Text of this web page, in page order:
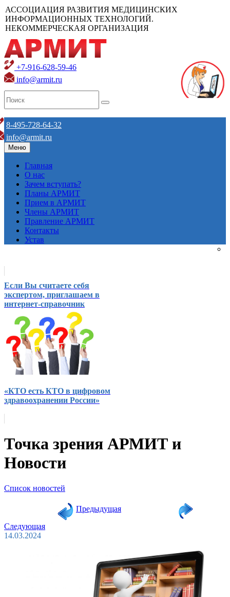
АССОЦИАЦИЯ РАЗВИТИЯ МЕДИЦИНСКИХ
ИНФОРМАЦИОННЫХ ТЕХНОЛОГИЙ.
НЕКОММЕРЧЕСКАЯ ОРГАНИЗАЦИЯ
+7-916-628-59-46
info@armit.ru
8-495-728-64-32
info@armit.ru
Меню
Главная
О нас
Зачем вступать?
Планы АРМИТ
Прием в АРМИТ
Члены АРМИТ
Правление АРМИТ
Контакты
Устав
Если Вы считаете себя
экспертом, приглашаем в
интернет-справочник
«КТО есть КТО в цифровом
здравоохранении России»
Точка зрения АРМИТ и
Новости
Список новостей
Предыдущая
Следующая
14.03.2024